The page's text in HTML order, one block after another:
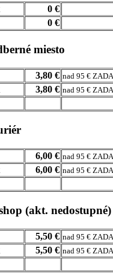
0 €
0 €
miesto
3,80 € nad 95 €
3,80 € nad 95 €
6,00 € nad 95 €
6,00 € nad 95 €
shop (akt.
5,50 € nad 95 €
5,50 € nad 95 €